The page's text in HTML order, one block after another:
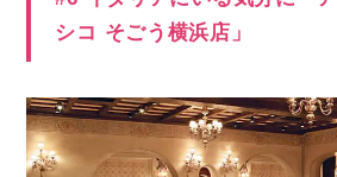
シコ そごう横浜店」